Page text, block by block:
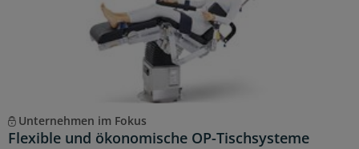
Unternehmen im Fokus
Flexible und ökonomische OP-Tischsysteme